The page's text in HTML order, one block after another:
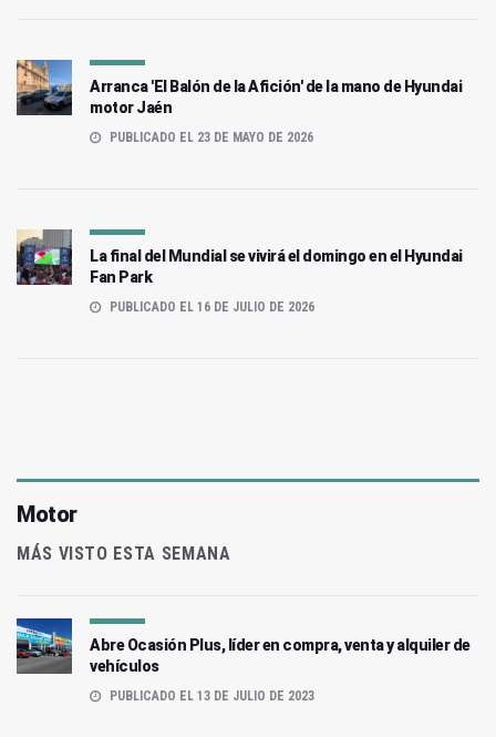
Arranca 'El Balón de la Afición' de la mano de Hyundai
motor Jaén
PUBLICADO EL 23 DE MAYO DE 2026
La final del Mundial se vivirá el domingo en el Hyundai
Fan Park
PUBLICADO EL 16 DE JULIO DE 2026
Motor
MÁS VISTO ESTA SEMANA
Abre Ocasión Plus, líder en compra, venta y alquiler de
vehículos
PUBLICADO EL 13 DE JULIO DE 2023